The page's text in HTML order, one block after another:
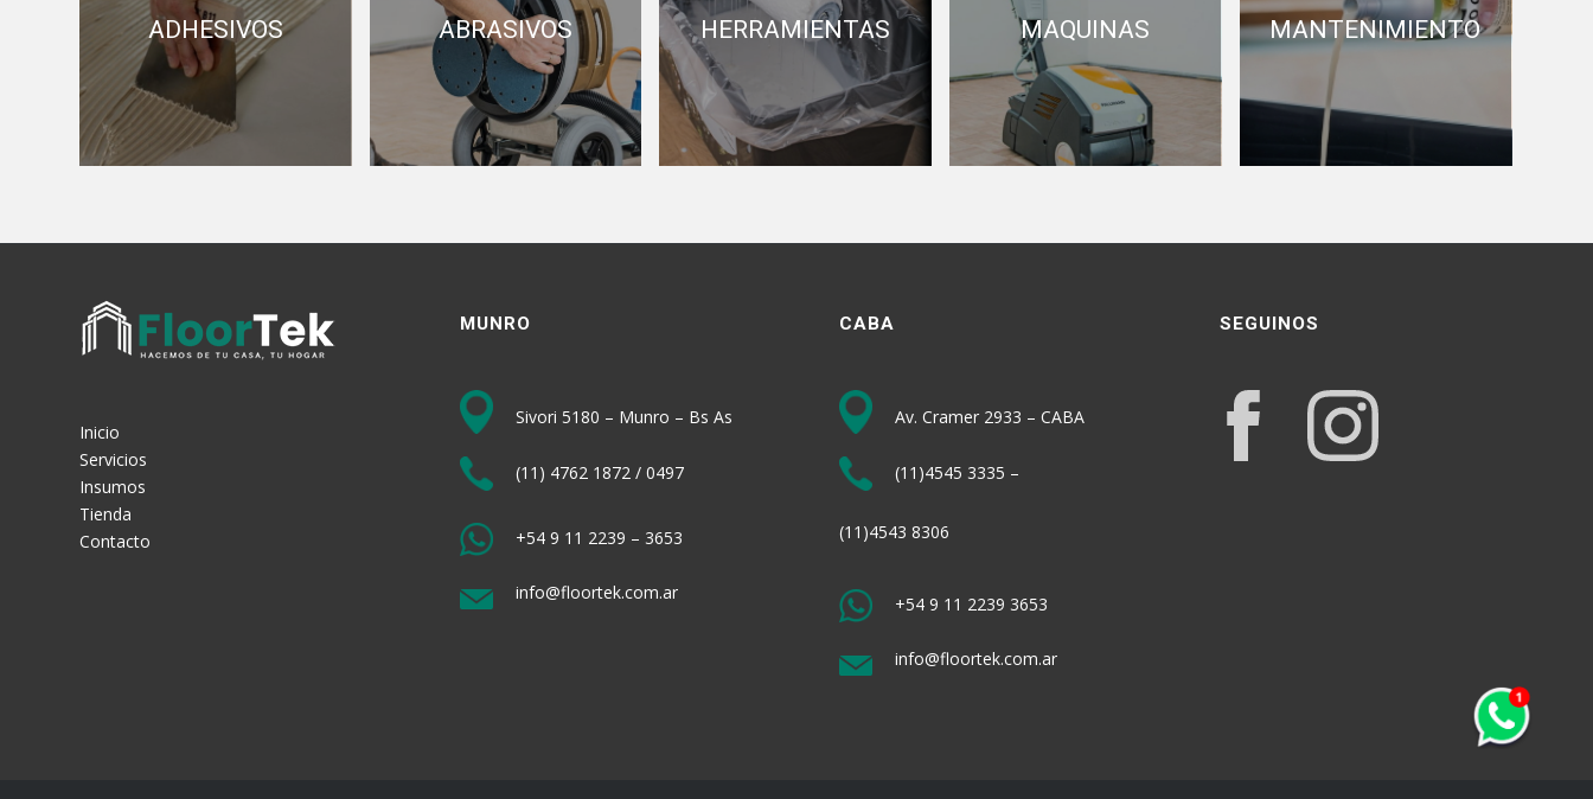
ADHESIVOS ABRASIVOS HERRAMIENTAS MAQUINAS MANTENIMIENTO
Inicio
Servicios
Insumos
Tienda
Contacto
MUNRO
Sivori 5180 – Munro – Bs As
(11) 4762 1872 / 0497
+54 9 11 2239 – 3653
info@floortek.com.ar
CABA
Av. Cramer 2933 – CABA
(11)4545 3335 –
(11)4543 8306
+54 9 11 2239 3653
info@floortek.com.ar
SEGUINOS